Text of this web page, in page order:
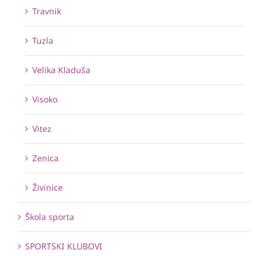
Travnik
Tuzla
Velika Kladuša
Visoko
Vitez
Zenica
Živinice
Škola sporta
SPORTSKI KLUBOVI